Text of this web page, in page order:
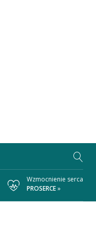
Wzmocnienie serca
PROSERCE»